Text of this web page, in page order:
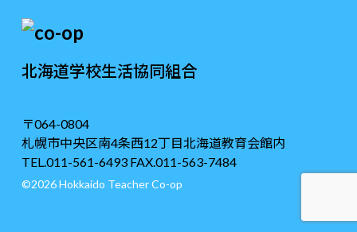
北海道学校生活協同組合
〒064-0804
札幌市中央区南4条西12丁目北海道教育会館内
TEL.011-561-6493 FAX.011-563-7484
©2026 Hokkaido Teacher Co-op